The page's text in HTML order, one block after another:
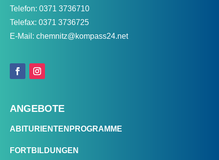
Telefon: 0371 3736710
Telefax: 0371 3736725
E-Mail: chemnitz@kompass24.net
ANGEBOTE
ABITURIENTENPROGRAMME
FORTBILDUNGEN